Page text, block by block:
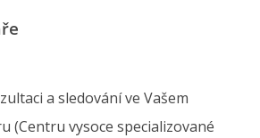
a sledování ve Vašem
(Centru vysoce specializované